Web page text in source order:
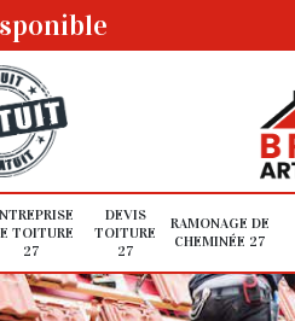
TOITURE
27
DEVIS
TOITURE
27
RAMONAGE DE
CHEMINÉE 27